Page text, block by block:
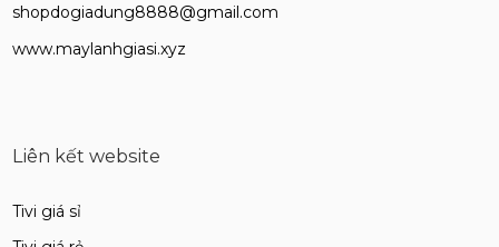
shopdogiadung8888@gmail.com
www.maylanhgiasi.xyz
Liên kết website
Tivi giá sỉ